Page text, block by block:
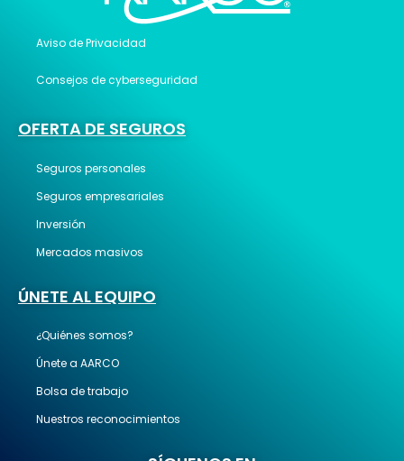
Aviso de Privacidad
Consejos de cyberseguridad
OFERTA DE SEGUROS
Seguros personales
Seguros empresariales
Inversión
Mercados masivos
ÚNETE AL EQUIPO
¿Quiénes somos?
Únete a AARCO
Bolsa de trabajo
Nuestros reconocimientos